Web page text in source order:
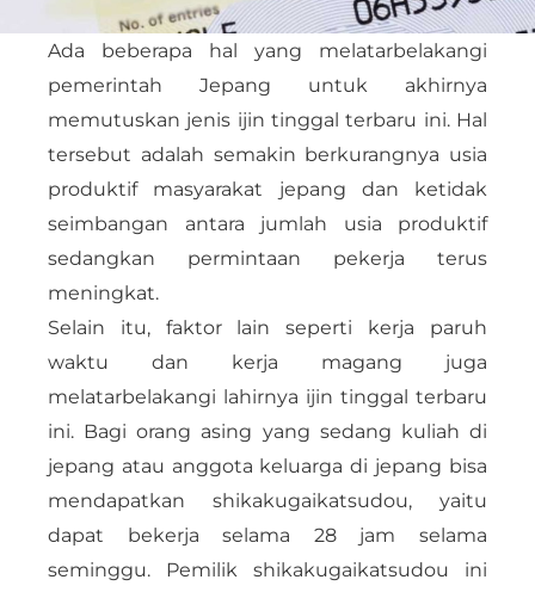
Ada beberapa hal yang melatarbelakangi
pemerintah Jepang untuk akhirnya
memutuskan jenis ijin tinggal terbaru ini. Hal
tersebut adalah semakin berkurangnya usia
produktif masyarakat jepang dan ketidak
seimbangan antara jumlah usia produktif
sedangkan permintaan pekerja terus
meningkat.
Selain itu, faktor lain seperti kerja paruh
waktu dan kerja magang juga
melatarbelakangi lahirnya ijin tinggal terbaru
ini. Bagi orang asing yang sedang kuliah di
jepang atau anggota keluarga di jepang bisa
mendapatkan shikakugaikatsudou, yaitu
dapat bekerja selama 28 jam selama
seminggu. Pemilik shikakugaikatsudou ini